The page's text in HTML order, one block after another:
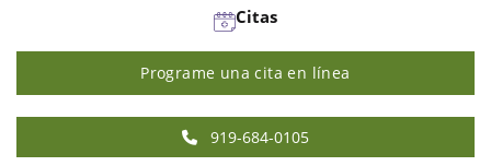
Citas
Programe una cita en línea
919-684-0105